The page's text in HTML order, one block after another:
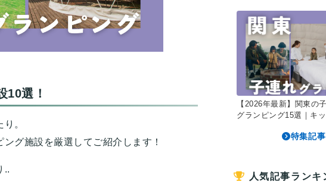
10選！
。
グ施設を厳選してご紹介します！
..
【2026年最新】関東の
グランピング15選｜キ
特集記
人気記事ランキ